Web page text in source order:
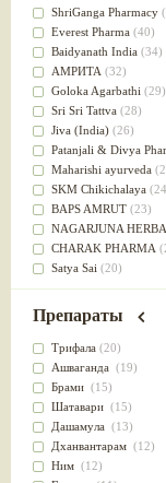
Успокоительное(36)
Для глаз(34)
от геморроя(34)
Для Питта доши(32)
Для сердца(32)
Для сосудов
Для полости рта(32)
Дефицит железа(31)
Для лица(31)
Употребление в пищу
Ароматерапия(29)
Жаропонижающее
для памяти(28)
для почек(28)
Слабительное (28)
Афродизиак(27)
Напитки(27)
Для йоги (27)
Для потенции(26)
Для душа(25)
для концентрации
при нарушении
ShriGanga Pharmacy
Everest Pharma (40)
Baidyanath India (34)
АМРИТА (32)
Goloka Agarbathi (29)
Sri Sri Tattva (28)
Jiva (India) (26)
Patanjali & Divya
Maharishi ayurveda
SKM Chikichalaya
BAPS AMRUT (23)
NAGARJUNA
CHARAK PHARMA
Satya Sai (20)
Vyas(20)
Kerala Ayurveda
(19)
Organic India pvt ltd
Lalita(16)
Ashtang Herbals
Alarsin(14)
Vasu Health care
Baraka(13)
Dabur India Ltd
Препараты
Трифала (20)
Ашваганда (19)
Брами (15)
Шатавари (15)
Дашамула (13)
Дханвантарам (12)
Ним (12)